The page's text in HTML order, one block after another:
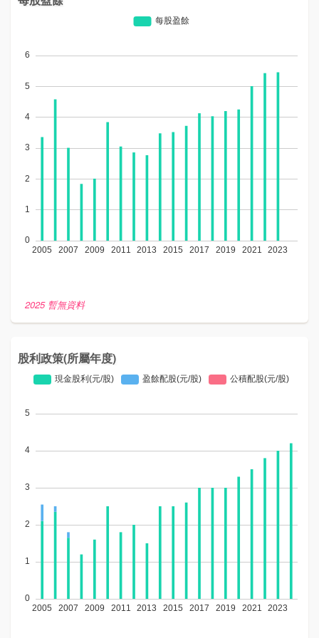
2025 暫無資料
股利政策(所屬年度)